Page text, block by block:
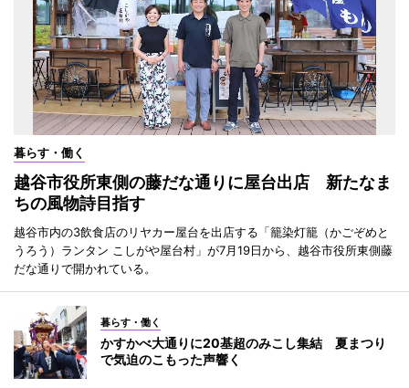
暮らす・働く
越谷市役所東側の藤だな通りに屋台出店 新たなま
ちの風物詩目指す
越谷市内の3飲食店のリヤカー屋台を出店する「籠染灯籠（かごぞめと
うろう）ランタン こしがや屋台村」が7月19日から、越谷市役所東側藤
だな通りで開かれている。
暮らす・働く
かすかべ大通りに20基超のみこし集結 夏まつり
で気迫のこもった声響く